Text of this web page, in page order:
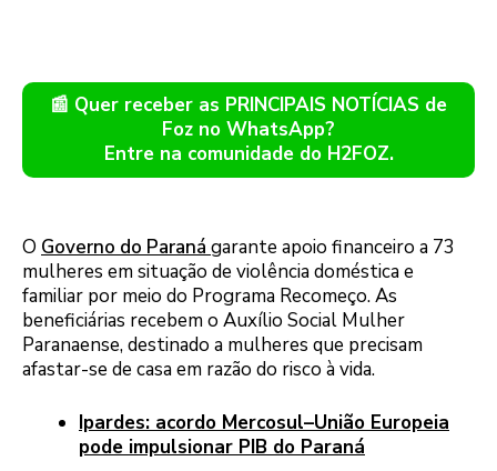
📰 Quer receber as PRINCIPAIS NOTÍCIAS de
Foz no WhatsApp?
Entre na comunidade do H2FOZ.
O Governo do Paraná garante apoio financeiro a 73
mulheres em situação de violência doméstica e
familiar por meio do Programa Recomeço. As
beneficiárias recebem o Auxílio Social Mulher
Paranaense, destinado a mulheres que precisam
afastar-se de casa em razão do risco à vida.
Ipardes: acordo Mercosul–União Europeia
pode impulsionar PIB do Paraná